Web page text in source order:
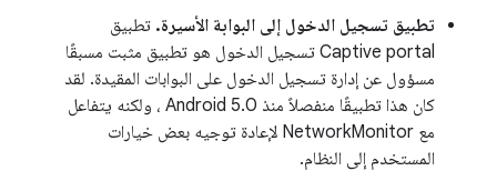
تطبيق تسجيل الدخول إلى البوابة الأسيرة. تطبيق
Captive portal تسجيل الدخول هو تطبيق مثبت مسبقًا
مسؤول عن إدارة تسجيل الدخول على البوابات المقيدة. لقد
كان هذا تطبيقًا منفصلاً منذ Android 5.0 ، ولكنه يتفاعل
مع NetworkMonitor لإعادة توجيه بعض خيارات
المستخدم إلى النظام.